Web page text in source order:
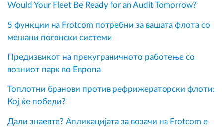
Would Your Fleet Be Ready for an Audit Tomorrow?
5 функции на Frotcom потребни за вашата флота со
мешани погонски системи
Предизвикот на прекуграничното работење со
возниот парк во Европа
Топлотни бранови против рефрижераторски флоти:
Кој ќе победи?
Дали знаевте? Апликацијата за возачи на Frotcom е